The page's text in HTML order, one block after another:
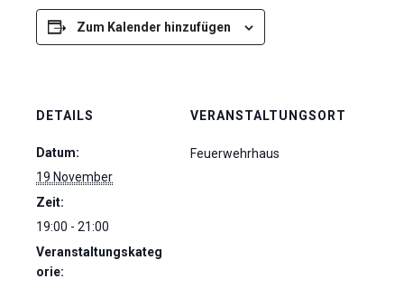
Zum Kalender hinzufügen
DETAILS
Datum:
19 November
Zeit:
19:00 - 21:00
Veranstaltungskateg
orie:
VERANSTALTUNGSORT
Feuerwehrhaus